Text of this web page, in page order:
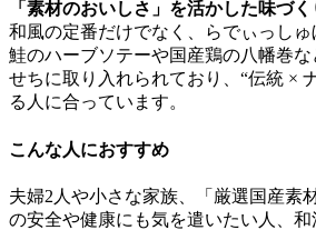
「素材のおいしさ」を活かした味づく
和風の定番だけでなく、らでぃっし
鮭のハーブソテーや国産鶏の八幡巻
せちに取り入れられており、 “伝統 ×
る人に合っています。
こんな人におすすめ
夫婦2人や小さな家族、「厳選国産素
の安全や健康にも気を遣いたい人、和